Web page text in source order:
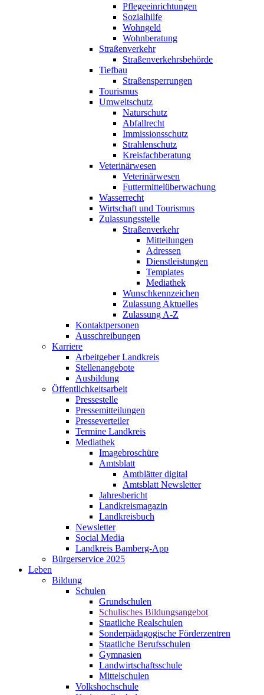
Pflegeeinrichtungen
Sozialhilfe
Wohngeld
Wohnberatung
Straßenverkehr
Straßenverkehrsbehörde
Tiefbau
Straßensperrungen
Tourismus
Umweltschutz
Naturschutz
Abfallrecht
Immissionsschutz
Strahlenschutz
Kreisfachberatung
Veterinärwesen
Veterinärwesen
Futtermittelüberwachung
Wasserrecht
Wirtschaft und Tourismus
Zulassungsstelle
Straßenverkehr
Mitteilungen
Adressen
Dienstleistungen
Templates
Mediathek
Wunschkennzeichen
Zulassung Aktuelles
Zulassung A-Z
Kontaktpersonen
Ausschreibungen
Karriere
Arbeitgeber Landkreis
Stellenangebote
Ausbildung
Öffentlichkeitsarbeit
Pressestelle
Pressemitteilungen
Presseverteiler
Termine Landkreis
Mediathek
Imagebroschüre
Amtsblatt
Amtblätter digital
Amtsblatt Newsletter
Jahresbericht
Landkreismagazin
Landkreisbuch
Newsletter
Social Media
Landkreis Bamberg-App
Bürgerservice 2025
Leben
Bildung
Schulen
Grundschulen
Schulisches Bildungsangebot
Staatliche Realschulen
Sonderpädagogische Förderzentren
Staatliche Berufsschulen
Gymnasien
Landwirtschaftsschule
Mittelschulen
Volkshochschule